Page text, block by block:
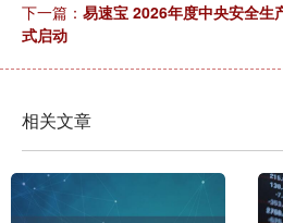
下一篇： 易速宝 2026年度中央安全生
式启动
相关文章